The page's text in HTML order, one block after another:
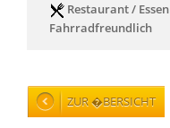
Restaurant / Essen
Fahrradfreundlich
ZUR �BERSICHT